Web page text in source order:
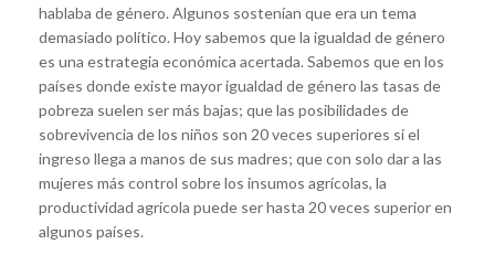
hablaba de género. Algunos sostenían que era un tema
demasiado político. Hoy sabemos que la igualdad de género
es una estrategia económica acertada. Sabemos que en los
países donde existe mayor igualdad de género las tasas de
pobreza suelen ser más bajas; que las posibilidades de
sobrevivencia de los niños son 20 veces superiores si el
ingreso llega a manos de sus madres; que con solo dar a las
mujeres más control sobre los insumos agrícolas, la
productividad agrícola puede ser hasta 20 veces superior en
algunos países.